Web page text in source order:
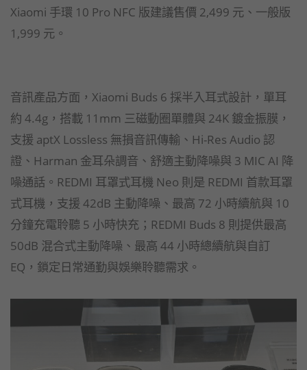
Xiaomi 手環 10 Pro NFC 版建議售價 2,499 元、一般版
1,999 元。
音訊產品方面，Xiaomi Buds 6 採半入耳式設計，單耳
約 4.4g，搭載 11mm 三磁動圈單體與 24K 鍍金振膜，
支援 aptX Lossless 無損音訊傳輸、Hi-Res Audio 認
證、Harman 金耳朵調音、舒適主動降噪與 3 MIC AI 降
噪通話。REDMI 耳罩式耳機 Neo 則是 REDMI 首款耳罩
式耳機，支援 42dB 主動降噪、最高 72 小時續航與 10
分鐘充電聆聽 5 小時快充；REDMI Buds 8 則提供最高
50dB 混合式主動降噪、最高 44 小時總續航與自訂
EQ，鎖定日常通勤與娛樂聆聽需求。